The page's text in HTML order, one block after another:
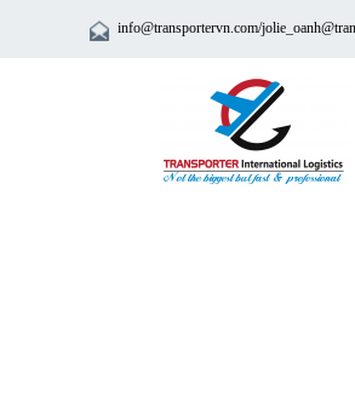
info@transportervn.com/